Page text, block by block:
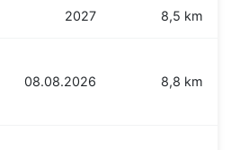
2027 8,5 km
08.08.2026 8,8 km